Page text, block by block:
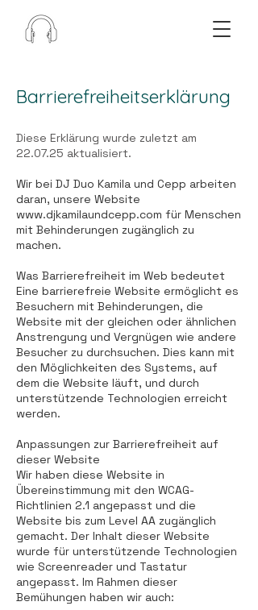
Barrierefreiheitserklärung
​Diese Erklärung wurde zuletzt am
22.07.25 aktualisiert.
Wir bei DJ Duo Kamila und Cepp arbeiten
daran, unsere Website
www.djkamilaundcepp.com für Menschen
mit Behinderungen zugänglich zu
machen.
Was Barrierefreiheit im Web bedeutet
Eine barrierefreie Website ermöglicht es
Besuchern mit Behinderungen, die
Website mit der gleichen oder ähnlichen
Anstrengung und Vergnügen wie andere
Besucher zu durchsuchen. Dies kann mit
den Möglichkeiten des Systems, auf
dem die Website läuft, und durch
unterstützende Technologien erreicht
werden.
Anpassungen zur Barrierefreiheit auf
dieser Website
Wir haben diese Website in
Übereinstimmung mit den WCAG-
Richtlinien 2.1 angepasst und die
Website bis zum Level AA zugänglich
gemacht. Der Inhalt dieser Website
wurde für unterstützende Technologien
wie Screenreader und Tastatur
angepasst. Im Rahmen dieser
Bemühungen haben wir auch: